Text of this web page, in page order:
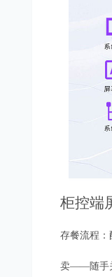
柜控端
存餐流程：
卖——随手